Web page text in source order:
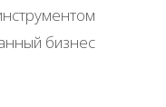
бизнес